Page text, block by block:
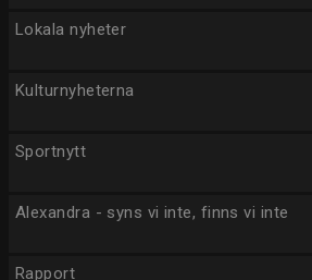
Lokala nyheter
Kulturnyheterna
Sportnytt
Alexandra - syns vi inte, finns vi inte
Rapport